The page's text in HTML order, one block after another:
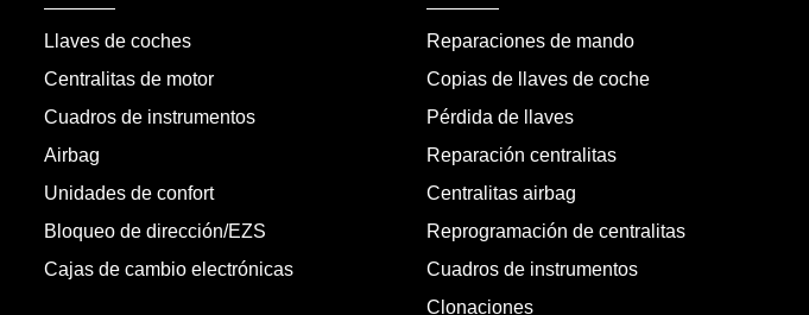
Llaves de coches
Centralitas de motor
Cuadros de instrumentos
Airbag
Unidades de confort
Bloqueo de dirección/EZS
Cajas de cambio electrónicas
Reparaciones de mando
Copias de llaves de coche
Pérdida de llaves
Reparación centralitas
Centralitas airbag
Reprogramación de centralitas
Cuadros de instrumentos
Clonaciones